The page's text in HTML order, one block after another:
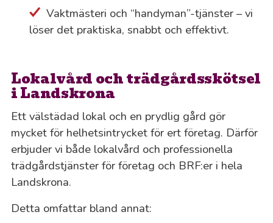
Vaktmästeri och “handyman”-tjänster – vi
löser det praktiska, snabbt och effektivt.
Lokalvård och trädgårdsskötsel
i Landskrona
Ett välstädad lokal och en prydlig gård gör
mycket för helhetsintrycket för ert företag. Därför
erbjuder vi både lokalvård och professionella
trädgårdstjänster för företag och BRF:er i hela
Landskrona.
Detta omfattar bland annat: